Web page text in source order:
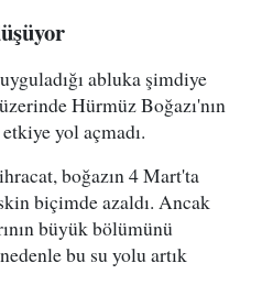
abluka şimdiye
Hürmüz Boğazı'nın
yol açmadı.
boğazın 4 Mart'ta
biçimde azaldı. Ancak
büyük bölümünü
bu su yolu artık